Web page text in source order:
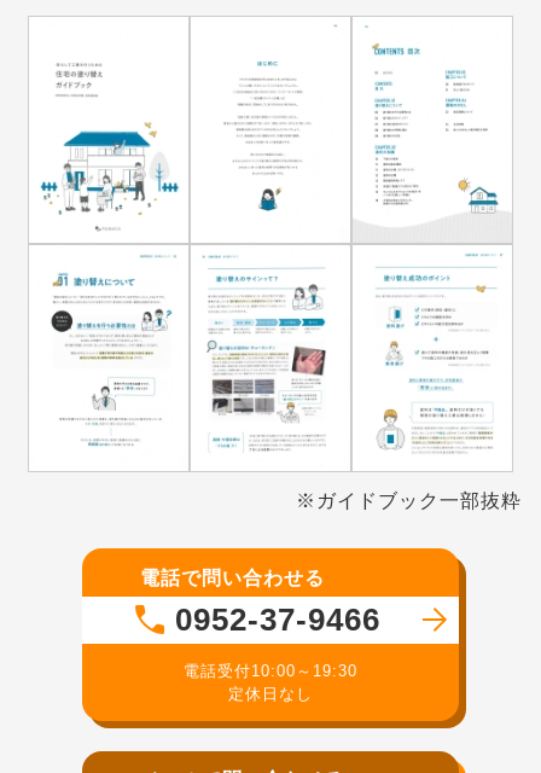
※ガイドブック一部抜粋
電話で問い合わせる
0952-37-9466
電話受付10:00～19:30
定休日なし